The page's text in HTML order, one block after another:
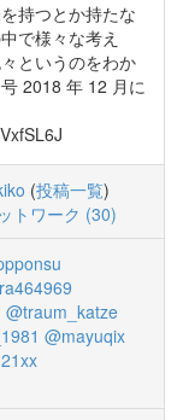
持つとか持たな
で様々な考え
というのをわか
2018 年 12 月に
(投稿一覧)
トワーク (30)
@traum_katze
@mayuqix